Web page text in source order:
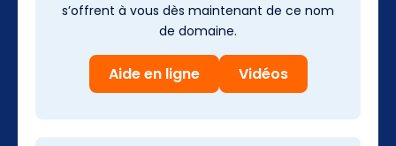
s’offrent à vous dès maintenant de ce nom
de domaine.
Aide en ligne Vidéos